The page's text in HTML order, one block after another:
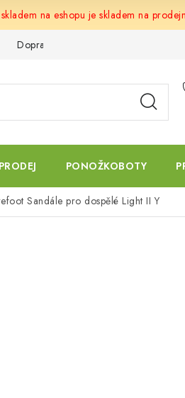
na eshopu je skladem na
Doprava a platba
PONOŽKOBOTY
Sandále pro dospělé Light II Y